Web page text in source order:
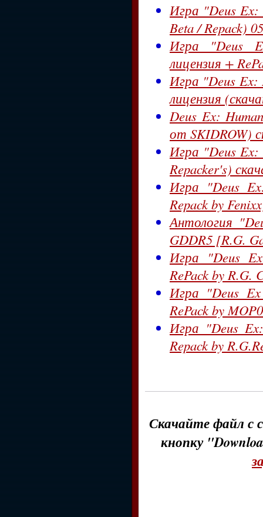
Игра "Deus Ex:
Beta / Repack)
Игра "Deus
лицензия +
Игра "Deus Ex:
лицензия
Deus Ex:
от SKIDROW)
Игра "Deus Ex:
Repacker's)
Игра "Deus
Repack by
Антология
GDDR5 [R.G.
Игра "Deus
RePack by R.G.
Игра "Deus
RePack by
Игра "Deus
Repack by
Скачайте файл с
кнопку